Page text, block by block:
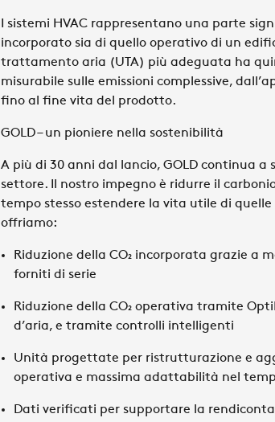
I sistemi HVAC rappresentano una parte
incorporato sia di quello operativo di un
trattamento aria (UTA) più adeguata ha
misurabile sulle emissioni complessive,
fino al fine vita del prodotto.
GOLD – un pioniere nella sostenibilità
A più di 30 anni dal lancio, GOLD continua a
settore. Il nostro impegno è ridurre il
tempo stesso estendere la vita utile di
offriamo:
Riduzione della CO₂ incorporata grazie a
forniti di serie
Riduzione della CO₂ operativa tramite
d’aria, e tramite controlli intelligenti
Unità progettate per ristrutturazione e
operativa e massima adattabilità nel
Dati verificati per supportare la